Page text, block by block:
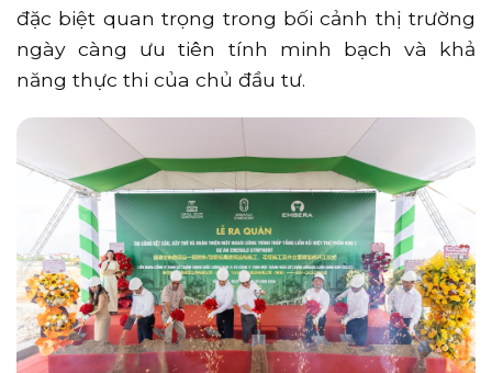
đặc biệt quan trọng trong bối cảnh thị trường
ngày càng ưu tiên tính minh bạch và khả
năng thực thi của chủ đầu tư.